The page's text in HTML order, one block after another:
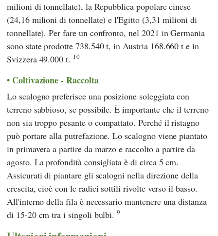
milioni di tonnellate), la Repubblica popolare cinese
(24,16 milioni di tonnellate) e l'Egitto (3,31 milioni di
tonnellate). Per fare un confronto, nel 2021 in Germania
sono state prodotte 738.540 t, in Austria 168.660 t e in
Svizzera 49.000 t. 10
Coltivazione - Raccolta
Lo scalogno preferisce una posizione soleggiata con
terreno sabbioso, se possibile. È importante che il terreno
non sia troppo pesante o compattato. Perché il ristagno
può portare alla putrefazione. Lo scalogno viene piantato
in primavera a partire da marzo e raccolto a partire da
agosto. La profondità consigliata è di circa 5 cm.
Assicurati di piantare gli scalogni nella direzione della
crescita, cioè con le radici sottili rivolte verso il basso.
All'interno della fila è necessario mantenere una distanza
di 15-20 cm tra i singoli bulbi.9